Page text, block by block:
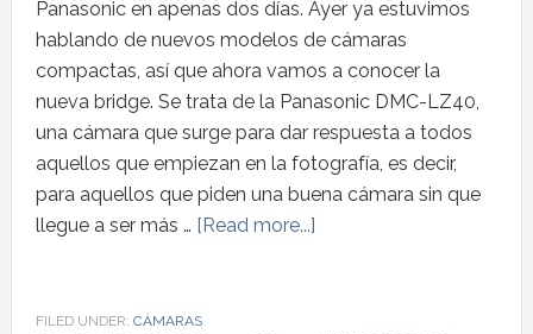
Panasonic en apenas dos días. Ayer ya estuvimos
hablando de nuevos modelos de cámaras
compactas, así que ahora vamos a conocer la
nueva bridge. Se trata de la Panasonic DMC-LZ40,
una cámara que surge para dar respuesta a todos
aquellos que empiezan en la fotografía, es decir,
para aquellos que piden una buena cámara sin que
llegue a ser más … [Read more...]
FILED UNDER: CÁMARAS